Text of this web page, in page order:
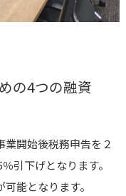
の4つの融資
開始後税務申告を２
引下げとなります。
能となります。